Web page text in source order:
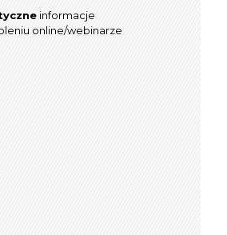
informacje
online/webinarze